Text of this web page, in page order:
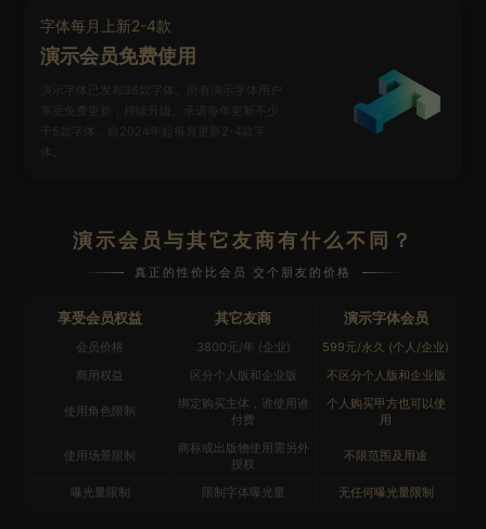
字体每月上新2-4款
演示会员免费使用
演示字体已发布36款字体。所有演示字体用户
享受免费更新，持续升级。承诺每年更新不少
于5款字体，自2024年起每月更新2-4款字
演示会员与其它友商有什么不同？
真正的性价比会员 交个朋友的价格
享受会员权益 其它友商 演示字体会员
会员价格 3800元/年 (企业)
599元/永久 (个人/企业)
商用权益
区分个人版和企业版 不区分个人版和企业版
使用角色限制
绑定购买主体，谁使用谁
付费
个人购买甲方也可以使
用
使用场景限制
商标或出版物使用需另外
授权
不限范围及用途
曝光量限制 限制字体曝光量 无任何曝光量限制